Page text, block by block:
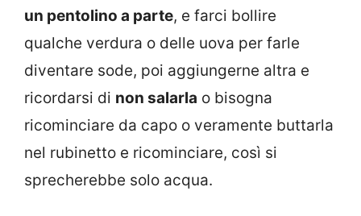
un pentolino a parte, e farci bollire
qualche verdura o delle uova per farle
diventare sode, poi aggiungerne altra e
ricordarsi di non salarla o bisogna
ricominciare da capo o veramente buttarla
nel rubinetto e ricominciare, così si
sprecherebbe solo acqua.